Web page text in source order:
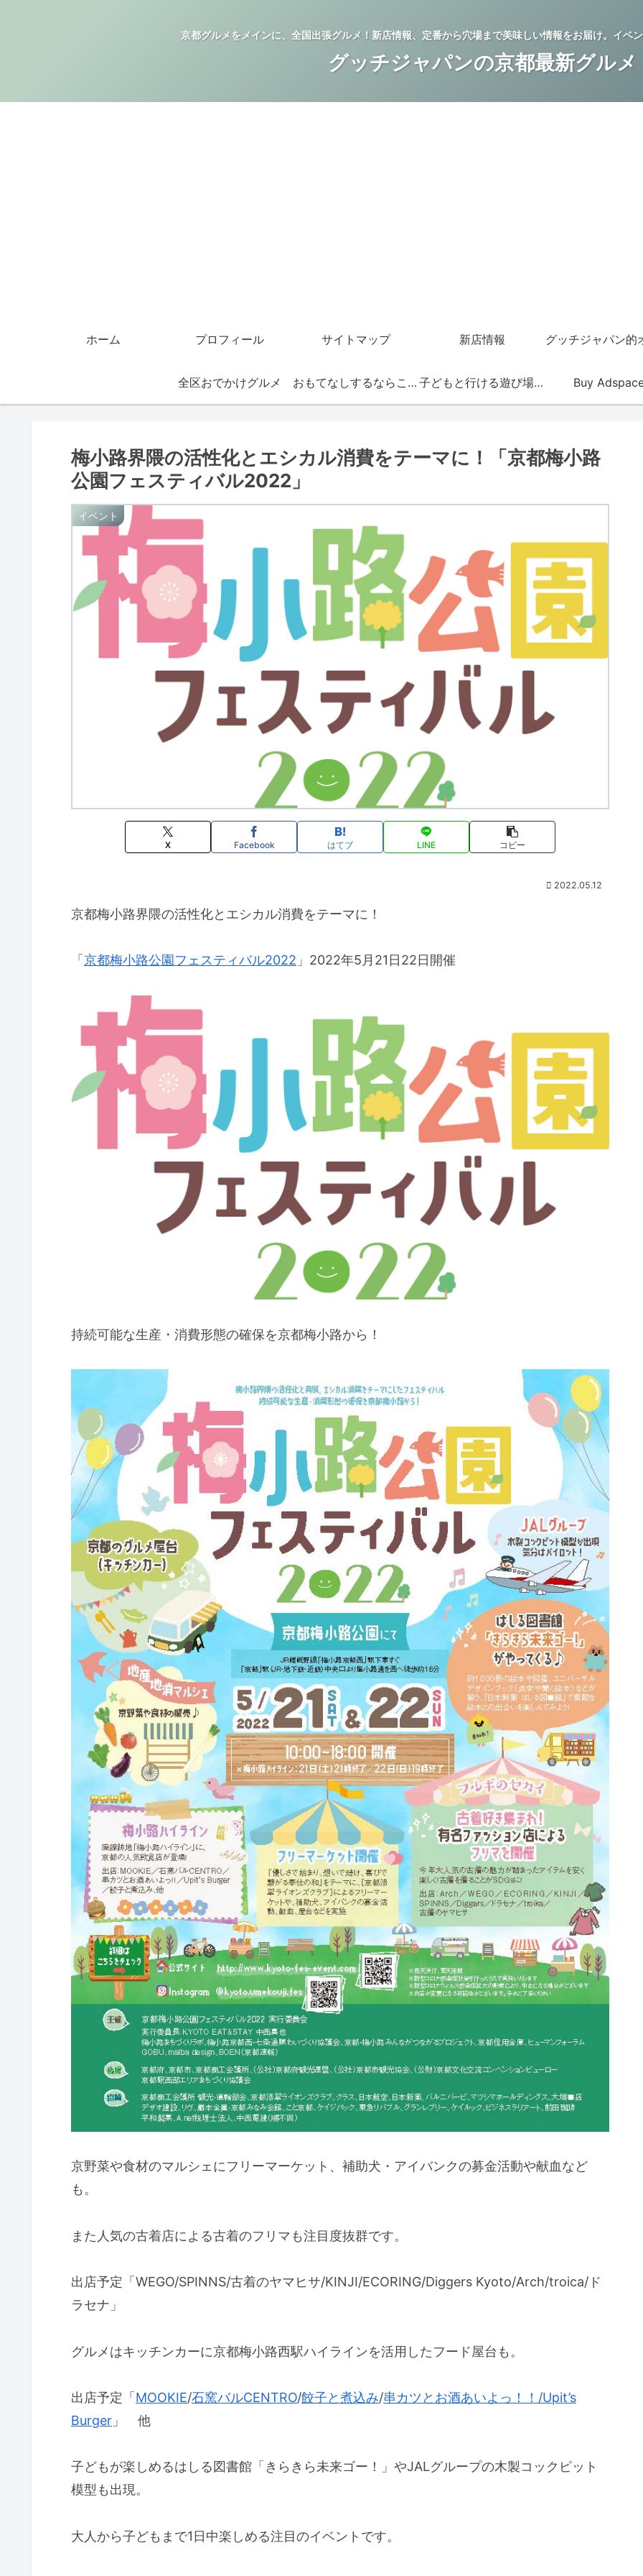
京都グルメをメインに、全国出張グルメ！新店情報、定番から穴場まで美味しい情報をお届け。イベ
グッチジャパンの京都最新グルメ
ホーム プロフィール サイトマップ 新店情報
全区おでかけグルメ おもてなしするならこの店 子どもと行ける遊び場・お店 Buy
梅小路界隈の活性化とエシカル消費をテーマに！「京都梅小路
公園フェスティバル2022」
イベント
X Facebook はてブ LINE コピー
2022.05.12
京都梅小路界隈の活性化とエシカル消費をテーマに！
「 京都梅小路公園フェスティバル2022 」2022年5月21日22日開催
持続可能な生産・消費形態の確保を京都梅小路から！
京野菜や食材のマルシェにフリーマーケット、補助犬・アイバンクの募金活動や献血など
も。
​また人気の古着店による古着のフリマも注目度抜群です。
出店予定「WEGO/SPINNS/古着のヤマヒサ/KINJI/ECORING/Diggers Kyoto/Arch/troica/ド
ラセナ」
グルメはキッチンカーに京都梅小路西駅ハイラインを活用したフード屋台も。
出店予定「 MOOKIE/石窯バルCENTRO/餃子と煮込み/串カツとお酒あいよっ！！ /Upit’s
Burger 」 他
​子どもが楽しめるはしる図書館「きらきら未来ゴー！」やJALグループの木製コックピット
模型も出現。
大人から子どもまで1日中楽しめる注目のイベントです。